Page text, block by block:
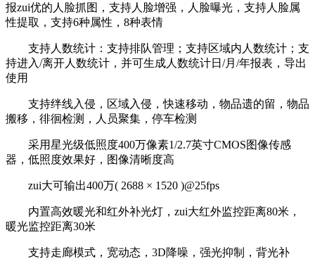
报zui优的人脸抓图，支持人脸增强，人脸曝光，支持人脸属
性提取，支持6种属性，8种表情
支持人数统计：支持排队管理；支持区域内人数统计；支
持进入/离开人数统计，并可生成人数统计日/月/年报表，导出
使用
支持绊线入侵，区域入侵，快速移动，物品遗的留，物品
搬移，徘徊检测，人员聚集，停车检测
采用星光级低照度400万像素1/2.7英寸CMOS图像传感
器，低照度效果好，图像清晰度高
zui大可输出400万( 2688 × 1520 )@25fps
内置高效暖光和红外补光灯，zui大红外监控距离80米，
暖光监控距离30米
支持走廊模式，宽动态，3D降噪，强光抑制，背光补